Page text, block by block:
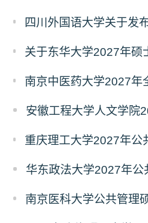
华东政法大学2027年公